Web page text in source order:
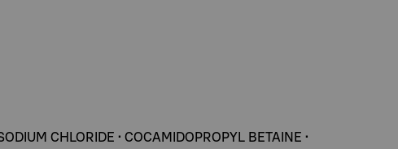
CHLORIDE • COCAMIDOPROPYL BETAINE •